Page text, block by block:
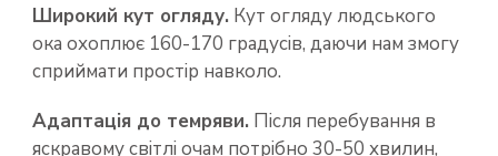
Широкий кут огляду. Кут огляду людського
ока охоплює 160-170 градусів, даючи нам змогу
сприймати простір навколо.
Адаптація до темряви. Після перебування в
яскравому світлі очам потрібно 30-50 хвилин,